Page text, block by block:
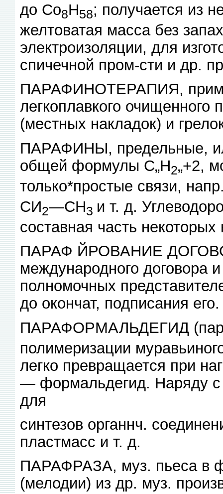
до Со8Н58; получается из
желтоватая масса без
электроизоляции, для
спичечной пром-сти и др.
ПАРАФИНОТЕРАПИЯ,
легкоплавкого
(местных накладок) и
ПАРАФИНЫ, предельные,
общей формулы С„Н2„+2,
только*простые связи,
СИ2—СН3 и т. д.
составная часть
ПАРАФ ЙРОВАНИЕ
международного договора
полномочных
до окончат, подписания его.
ПАРАФОРМАЛЬДЕГИД
полимеризации
легко превращается при
— формальдегид. Наряду с
для
синтезов органнч.
пластмасс и т. д.
ПАРАФРАЗА, муз. пьеса в
(мелодии) из др. муз.